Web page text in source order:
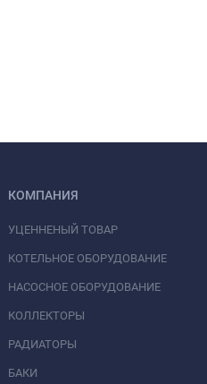
КОМПАНИЯ
УЦЕННЕНЫЙ ТОВАР
КОТЕЛЬНОЕ ОБОРУДОВАНИЕ
НАСОСНОЕ ОБОРУДОВАНИЕ
КОЛЛЕКТОРЫ
РАДИАТОРЫ
БАКИ